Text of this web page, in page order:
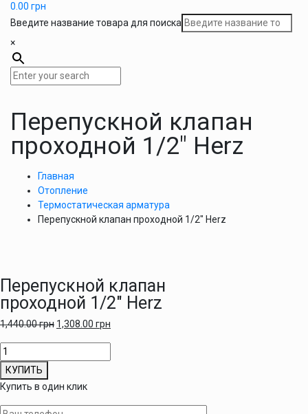
0.00 грн
Введите название товара для поиска
×
Перепускной клапан
проходной 1/2″ Herz
Главная
Отопление
Термостатическая арматура
Перепускной клапан проходной 1/2″ Herz
Перепускной клапан
проходной 1/2″ Herz
1,440.00грн 1,308.00 грн
Количество
товара
Перепускной
клапан
проходной
КУПИТЬ
Купить в один клик